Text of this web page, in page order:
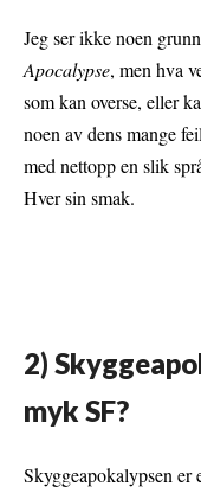
Jeg ser ikke noen
Apocalypse, men hva
som kan overse, eller
noen av dens mange
med nettopp en slik
Hver sin smak.
2)
myk SF?
Skyggeapokalypsen er